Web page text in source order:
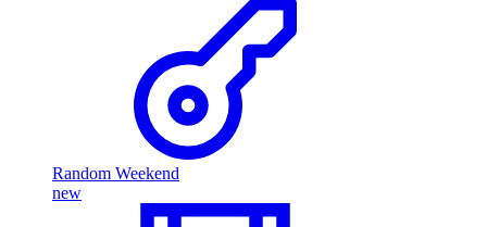
Random Weekend
new